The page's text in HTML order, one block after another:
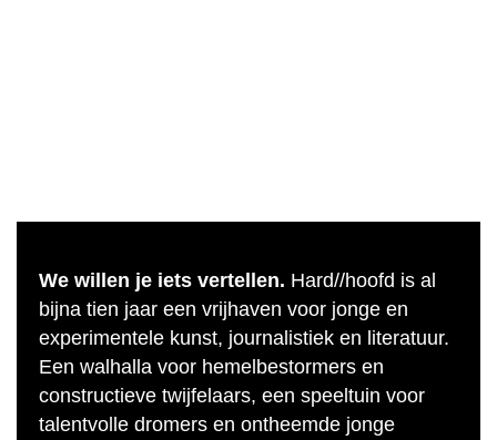
We willen je iets vertellen. Hard//hoofd is al
bijna tien jaar een vrijhaven voor jonge en
experimentele kunst, journalistiek en literatuur.
Een walhalla voor hemelbestormers en
constructieve twijfelaars, een speeltuin voor
talentvolle dromers en ontheemde jonge